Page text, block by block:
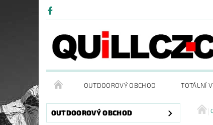
OUTDOOROVÝ OBCHOD TOTÁLNÍ
OUTDOOROVÝ OBCHOD